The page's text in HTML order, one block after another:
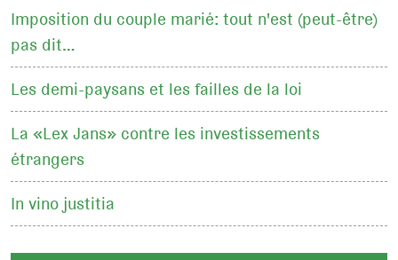
Imposition du couple marié: tout n'est (peut-être)
pas dit…
Les demi-paysans et les failles de la loi
La «Lex Jans» contre les investissements
étrangers
In vino justitia